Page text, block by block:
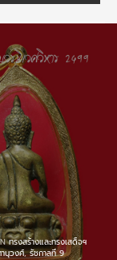
ทรงสร้างและทรงเสด็จฯ
นุวงศ์,รัชกาลที่ 9